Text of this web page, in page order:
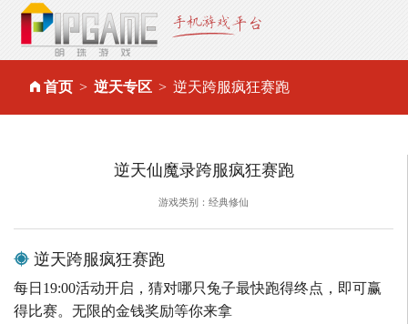
首页 逆天专区 逆天跨服疯狂赛跑
逆天仙魔录跨服疯狂赛跑
游戏类别：经典修仙
逆天跨服疯狂赛跑
每日19:00活动开启，猜对哪只兔子最快跑得终点，即可赢
得比赛。无限的金钱奖励等你来拿